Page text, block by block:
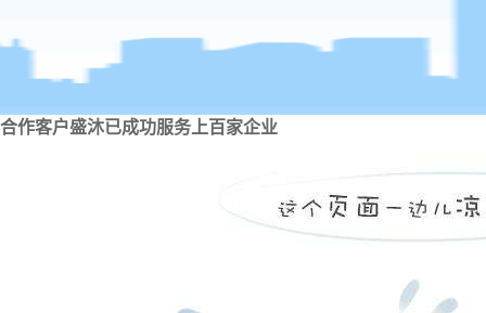
合作客户盛沐已成功服务上百家企业